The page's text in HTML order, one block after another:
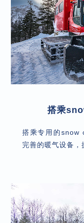
搭乘
搭乘专用的snow
完善的暖气设备，